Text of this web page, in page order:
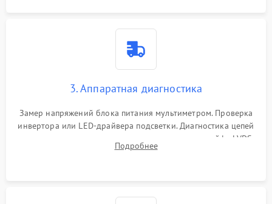
3. Аппаратная диагностика
Замер напряжений блока питания мультиметром. Проверка
инвертора или LED-драйвера подсветки. Диагностика цепей
питания скалера и тестирование сигналов на шлейфе LVDS
Подробнее